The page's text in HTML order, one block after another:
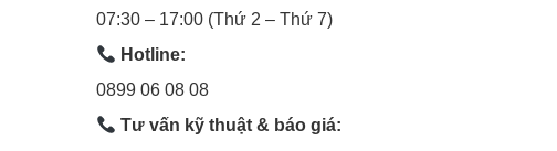
07:30 – 17:00 (Thứ 2 – Thứ 7)
Hotline:
0899 06 08 08
Tư vấn kỹ thuật & báo giá: